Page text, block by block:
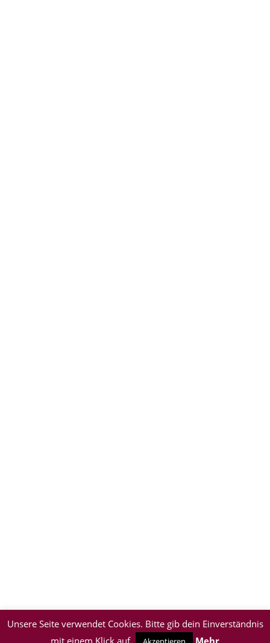
Unsere Seite verwendet Cookies. Bitte gib dein Einverständnis
mit einem Klick auf
Mehr